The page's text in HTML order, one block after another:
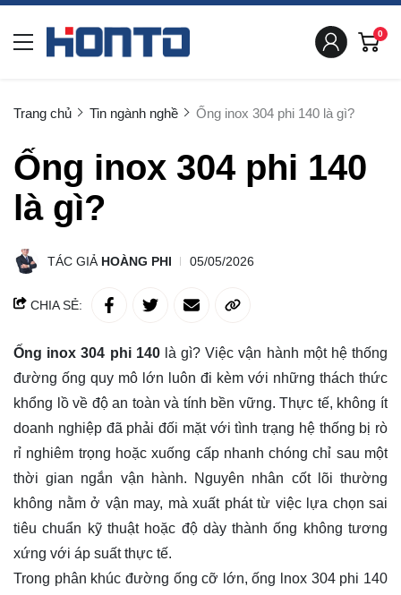
0
Trang chủ Tin ngành nghề Ống inox 304 phi 140 là gì?
Ống inox 304 phi 140
là gì?
TÁC GIẢ HOÀNG PHI 05/05/2026
CHIA SẺ:
Ống inox 304 phi 140 là gì? Việc vận hành một hệ thống
đường ống quy mô lớn luôn đi kèm với những thách thức
khổng lồ về độ an toàn và tính bền vững. Thực tế, không ít
doanh nghiệp đã phải đối mặt với tình trạng hệ thống bị rò
rỉ nghiêm trọng hoặc xuống cấp nhanh chóng chỉ sau một
thời gian ngắn vận hành. Nguyên nhân cốt lõi thường
không nằm ở vận may, mà xuất phát từ việc lựa chọn sai
tiêu chuẩn kỹ thuật hoặc độ dày thành ống không tương
xứng với áp suất thực tế.
Trong phân khúc đường ống cỡ lớn, ống lnox 304 phi 140